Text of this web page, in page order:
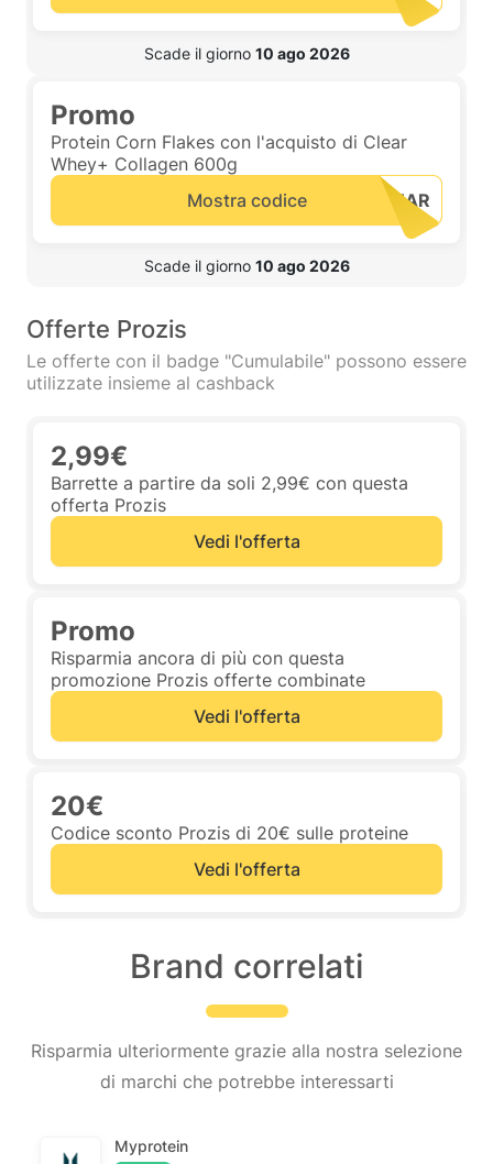
Scade il giorno 10 ago 2026
Promo
Protein Corn Flakes con l'acquisto di Clear
Whey+ Collagen 600g
Mostra codice
Scade il giorno 10 ago 2026
Offerte Prozis
Le offerte con il badge "Cumulabile" possono essere
utilizzate insieme al cashback
2,99€
Barrette a partire da soli 2,99€ con questa
offerta Prozis
Vedi l'offerta
Promo
Risparmia ancora di più con questa
promozione Prozis offerte combinate
Vedi l'offerta
20€
Codice sconto Prozis di 20€ sulle proteine
Vedi l'offerta
Brand correlati
Risparmia ulteriormente grazie alla nostra selezione
di marchi che potrebbe interessarti
Myprotein